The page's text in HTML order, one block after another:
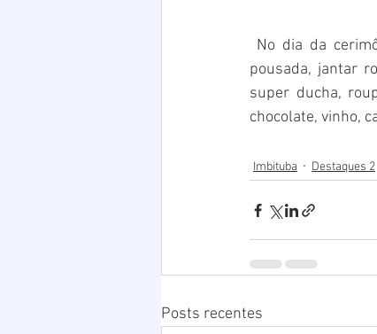
pousada, jantar
super ducha,
chocolate, vinho,
Imbituba Destaques 2
Posts recentes